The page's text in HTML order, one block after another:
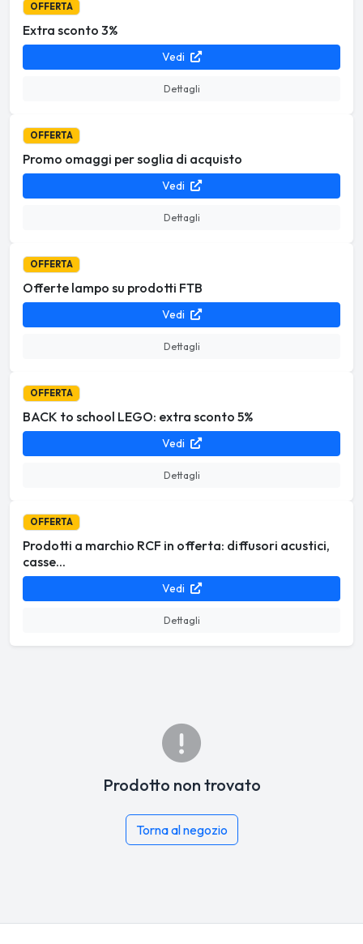
OFFERTA
Extra sconto 3%
Vedi
Dettagli
OFFERTA
Promo omaggi per soglia di acquisto
Vedi
Dettagli
OFFERTA
Offerte lampo su prodotti FTB
Vedi
Dettagli
OFFERTA
BACK to school LEGO: extra sconto 5%
Vedi
Dettagli
OFFERTA
Prodotti a marchio RCF in offerta: diffusori acustici,
casse...
Vedi
Dettagli
Prodotto non trovato
Torna al negozio